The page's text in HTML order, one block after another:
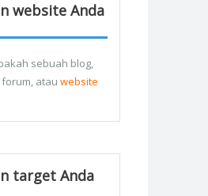
website Anda
sebuah blog,
atau website
target Anda